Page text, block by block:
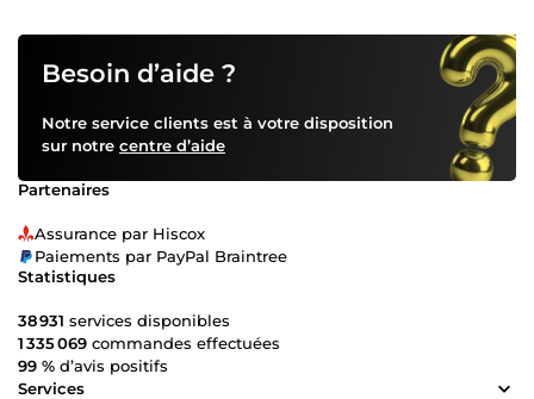
Besoin d’aide ?
Notre service clients est à votre disposition
sur notre centre d’aide
Partenaires
Assurance par Hiscox
Paiements par PayPal Braintree
Statistiques
38 931 services disponibles
1 335 069 commandes effectuées
99 % d’avis positifs
Services